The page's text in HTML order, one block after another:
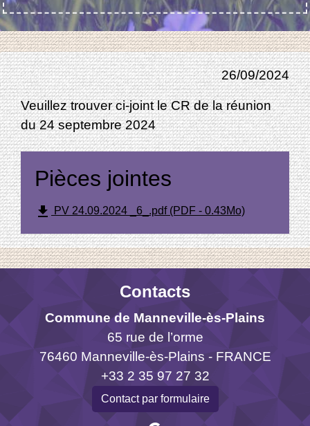
26/09/2024
Veuillez trouver ci-joint le CR de la réunion
du 24 septembre 2024
Pièces jointes
file_download PV 24.09.2024 _6_.pdf (PDF - 0.43Mo)
Contacts
Commune de Manneville-ès-Plains
65 rue de l’orme
76460 Manneville-ès-Plains - FRANCE
+33 2 35 97 27 32
Contact par formulaire